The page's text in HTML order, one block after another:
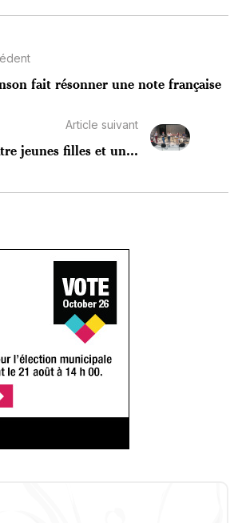
fait résonner une note française
Article suivant
jeunes filles et un...